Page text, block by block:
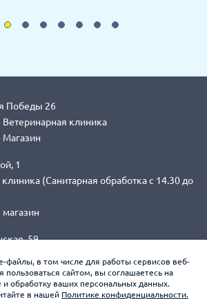
файлы, в том числе для работы сервисов веб-
пользоваться сайтом, вы соглашаетесь на
и обработку ваших персональных данных.
в нашей Политике конфиденциальности.
Победы 26
клиника
Магазин
1
(Санитарная обработка с 14.30 до
59
до 14.30)